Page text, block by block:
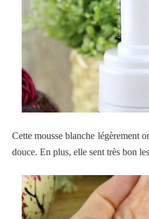
Cette mousse blanche légèrement
douce. En plus, elle sent très bon